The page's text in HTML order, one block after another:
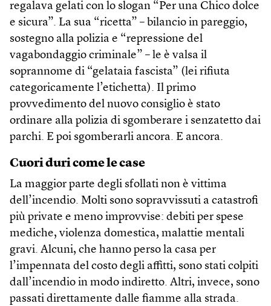
regalava gelati con lo slogan “Per una Chico dolce
e sicura”. La sua “ricetta” – bilancio in pareggio,
sostegno alla polizia e “repressione del
vagabondaggio criminale” – le è valsa il
soprannome di “gelataia fascista” (lei rifiuta
categoricamente l’etichetta). Il primo
provvedimento del nuovo consiglio è stato
ordinare alla polizia di sgomberare i senzatetto dai
parchi. E poi sgomberarli ancora. E ancora.
Cuori duri come le case
La maggior parte degli sfollati non è vittima
dell’incendio. Molti sono sopravvissuti a catastrofi
più private e meno improvvise: debiti per spese
mediche, violenza domestica, malattie mentali
gravi. Alcuni, che hanno perso la casa per
l’impennata del costo degli affitti, sono stati colpiti
dall’incendio in modo indiretto. Altri, invece, sono
passati direttamente dalle fiamme alla strada.